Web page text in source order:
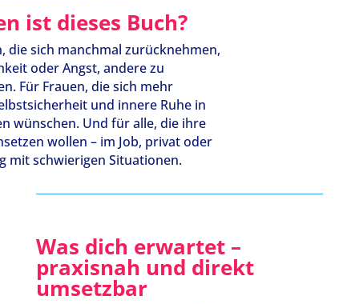
ist dieses Buch?
die sich manchmal zurücknehmen,
oder Angst, andere zu
Für Frauen, die sich mehr
und innere Ruhe in
wünschen. Und für alle, die ihre
wollen – im Job, privat oder
mit schwierigen Situationen.
Was dich erwartet –
praxisnah und direkt
umsetzbar